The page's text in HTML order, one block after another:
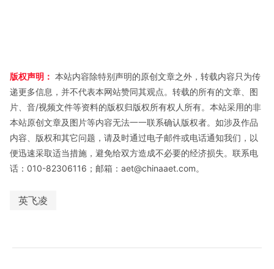
版权声明： 本站内容除特别声明的原创文章之外，转载内容只为传
递更多信息，并不代表本网站赞同其观点。转载的所有的文章、图
片、音/视频文件等资料的版权归版权所有权人所有。本站采用的非
本站原创文章及图片等内容无法一一联系确认版权者。如涉及作品
内容、版权和其它问题，请及时通过电子邮件或电话通知我们，以
便迅速采取适当措施，避免给双方造成不必要的经济损失。联系电
话：010-82306116；邮箱：aet@chinaaet.com。
英飞凌